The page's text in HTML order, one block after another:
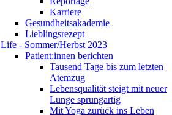
Karriere
Gesundheitsakademie
Lieblingsrezept
Life - Sommer/Herbst 2023
Patient:innen berichten
Tausend Tage bis zum letzten
Atemzug
Lebensqualität steigt mit neuer
Lunge sprungartig
Mit Yoga zurück ins Leben